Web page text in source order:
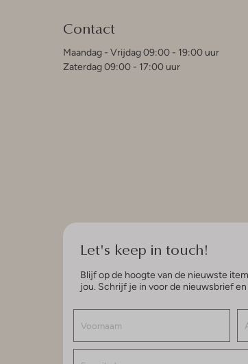
Contact
Maandag - Vrijdag 09:00 - 19:00 uur
Zaterdag 09:00 - 17:00 uur
Let's keep in touch!
Blijf op de hoogte van de nieuwste
jou. Schrijf je in voor de nieuwsbrief